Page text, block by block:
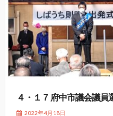
４・１７ 府中市議会議員
2022年4月18日